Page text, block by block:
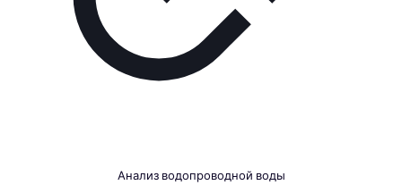
Анализ водопроводной воды